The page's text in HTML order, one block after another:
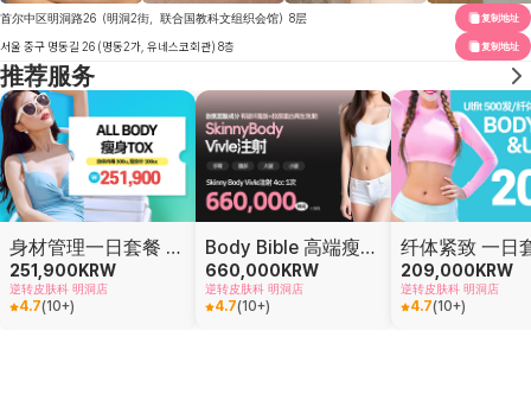
首尔中区明洞路26（明洞2街，联合国教科文组织会馆）8层 复制地址
서울 중구 명동길 26 (명동2가, 유네스코회관) 8층 复制地址
推荐服务
身材管理一日套餐 身体肉毒 + 脂肪分解注射 轻松享受，一天塑造理想曲线！
251,900 KRW
逆转皮肤科 明洞店
4.7(10+)
Body Bible 高端瘦身注射 韩国食药处认证 直击脂肪细胞 · 有效分解
660,000 KRW
逆转皮肤科 明洞店
4.7(10+)
209,000 KRW
逆转皮肤科 明洞店
4.7(10+)